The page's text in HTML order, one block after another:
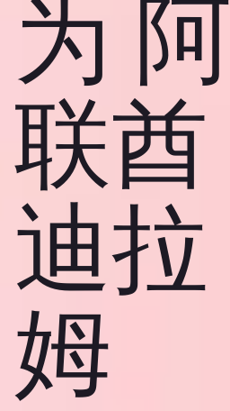
为 阿
联酋
迪拉
姆